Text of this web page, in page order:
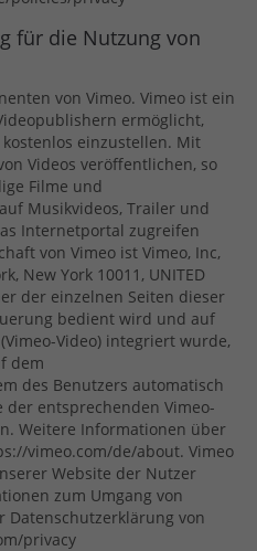
für die Nutzung von
von Vimeo. Vimeo ist ein
ermöglicht,
einzustellen. Mit
Videos veröffentlichen, so
Filme und
Musikvideos, Trailer und
Internetportal zugreifen
von Vimeo ist Vimeo, Inc,
New York 10011, UNITED
der einzelnen Seiten dieser
bedient wird und auf
Video) integriert wurde,
dem
des Benutzers automatisch
entsprechenden Vimeo-
Weitere Informationen über
vimeo.com/de/about. Vimeo
Website der Nutzer
zum Umgang von
Datenschutzerklärung von
privacy